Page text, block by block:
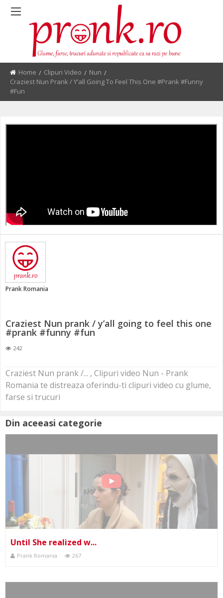
Home Clipuri Video
Nun
Current:
Craziest Nun Prank / Y’all Going To Feel This One #prank #funny
#fun
Prank Romania
Craziest Nun prank / y’all going to feel this one
#prank #funny #fun
242
Craziest Nun prank /... , Clipuri video Nun - Prank
Romania te distreaza oferindu-ti clipuri video cu glume,
farse si trucuri
Din aceeasi categorie
Until She realized w...
Prank Romania 267